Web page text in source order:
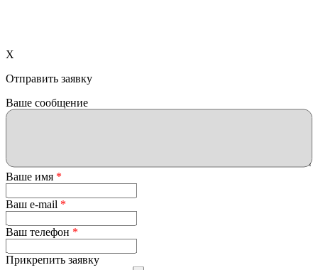
X
Отправить заявку
Ваше сообщение
Ваше имя *
Ваш e-mail *
Ваш телефон *
Прикрепить заявку